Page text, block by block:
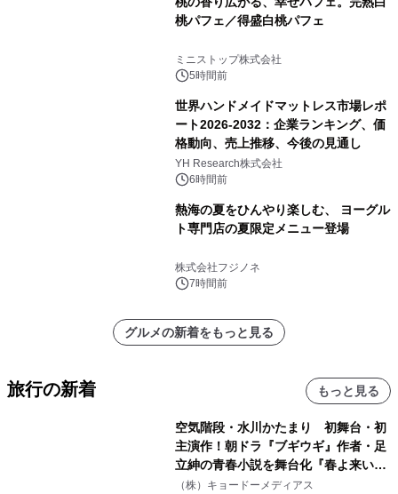
桃パフェ／得盛白桃パフェ
ミニストップ株式会社
5時間前
世界ハンドメイドマットレス市場レポ
ート2026-2032：企業ランキング、価
格動向、売上推移、今後の見通し
YH Research株式会社
6時間前
熱海の夏をひんやり楽しむ、 ヨーグル
ト専門店の夏限定メニュー登場
株式会社フジノネ
7時間前
グルメの新着をもっと見る
旅行の新着 もっと見る
空気階段・水川かたまり 初舞台・初
主演作！朝ドラ『ブギウギ』作者・足
立紳の青春小説を舞台化『春よ来い、
マジで来い』キービジュアル解禁！
（株）キョードーメディアス